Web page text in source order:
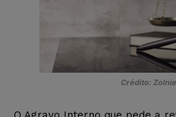
Crédito: